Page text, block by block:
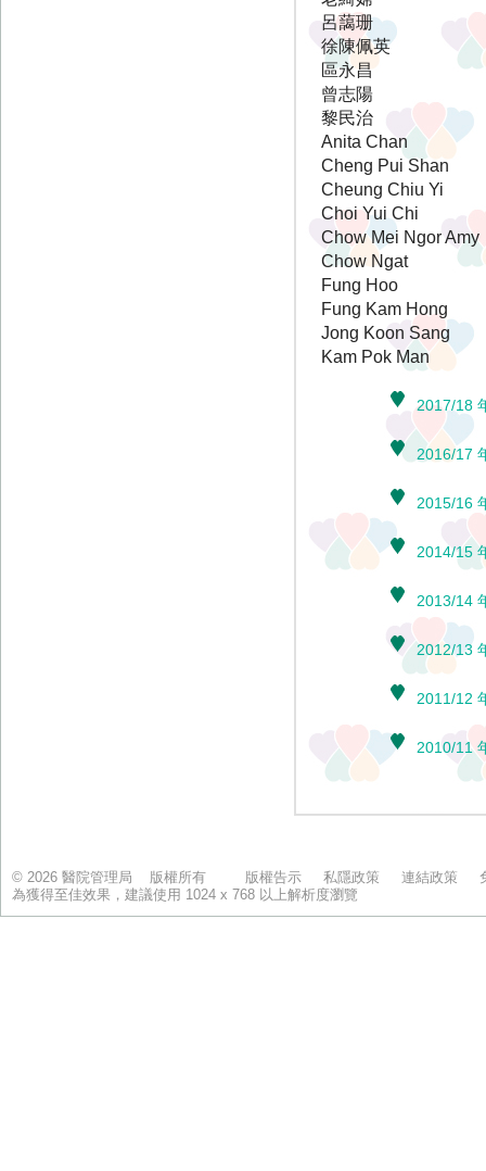
© 2026 醫院管理局 版權所有 版權告示 私隱政策 連結政策
為獲得至佳效果，建議使用 1024 x 768 以上解析度瀏覽